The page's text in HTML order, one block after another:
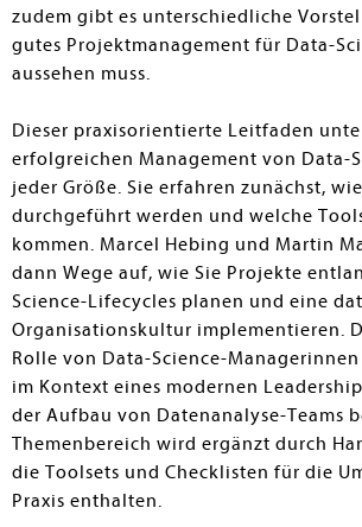
zudem gibt es unterschiedliche
gutes Projektmanagement für Data-
aussehen muss.
Dieser praxisorientierte Leitfaden
erfolgreichen Management von Data-
jeder Größe. Sie erfahren zunächst,
durchgeführt werden und welche
kommen. Marcel Hebing und Martin
dann Wege auf, wie Sie Projekte
Science-Lifecycles planen und eine
Organisationskultur implementieren.
Rolle von Data-Science-
im Kontext eines modernen
der Aufbau von Datenanalyse-Teams
Themenbereich wird ergänzt durch
die Toolsets und Checklisten für die
Praxis enthalten.